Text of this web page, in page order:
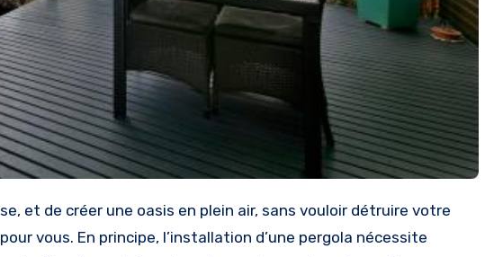
vous. En principe, l’installation d’une pergola nécessite